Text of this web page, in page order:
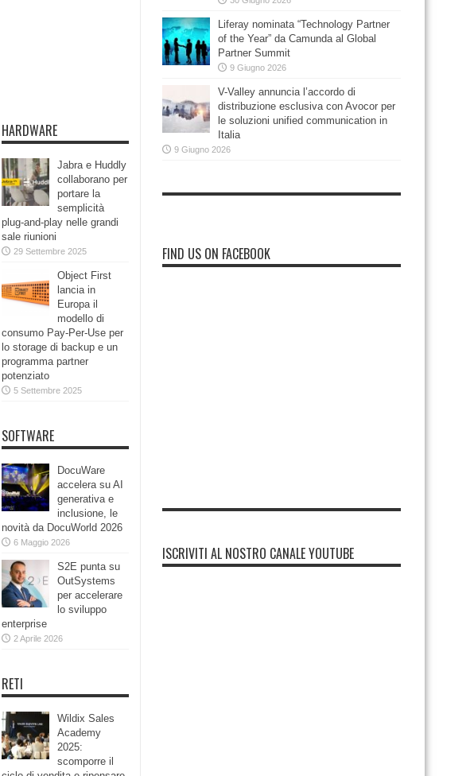
HARDWARE
Jabra e Huddly
collaborano per
portare la
semplicità
plug-and-play nelle grandi
sale riunioni
29 Settembre 2025
Object First
lancia in
Europa il
modello di
consumo Pay-Per-Use per
lo storage di backup e un
programma partner
potenziato
5 Settembre 2025
SOFTWARE
DocuWare
accelera su AI
generativa e
inclusione, le
novità da DocuWorld 2026
6 Maggio 2026
S2E punta su
OutSystems
per accelerare
lo sviluppo
enterprise
2 Aprile 2026
RETI
Wildix Sales
Academy
2025:
scomporre il
Liferay nominata “Technology Partner
of the Year” da Camunda al Global
Partner Summit
9 Giugno 2026
V-Valley annuncia l’accordo di
distribuzione esclusiva con Avocor per
le soluzioni unified communication in
Italia
9 Giugno 2026
FIND US ON FACEBOOK
ISCRIVITI AL NOSTRO CANALE YOUTUBE